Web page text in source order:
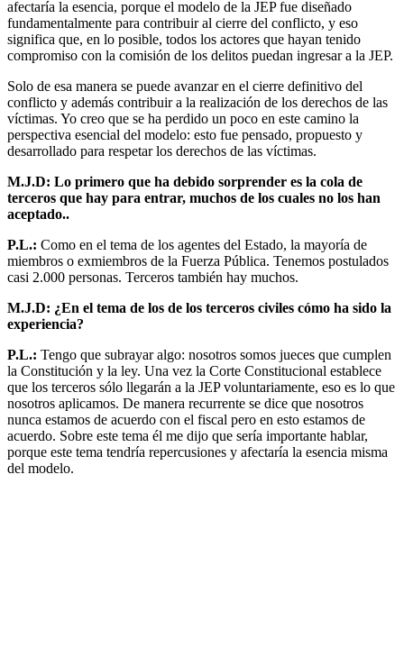
afectaría la esencia, porque el modelo de la JEP fue diseñado
fundamentalmente para contribuir al cierre del conflicto, y eso
significa que, en lo posible, todos los actores que hayan tenido
compromiso con la comisión de los delitos puedan ingresar a la JEP.
Solo de esa manera se puede avanzar en el cierre definitivo del
conflicto y además contribuir a la realización de los derechos de las
víctimas. Yo creo que se ha perdido un poco en este camino la
perspectiva esencial del modelo: esto fue pensado, propuesto y
desarrollado para respetar los derechos de las víctimas.
M.J.D: Lo primero que ha debido sorprender es la cola de
terceros que hay para entrar, muchos de los cuales no los han
aceptado..
P.L.: Como en el tema de los agentes del Estado, la mayoría de
miembros o exmiembros de la Fuerza Pública. Tenemos postulados
casi 2.000 personas. Terceros también hay muchos.
M.J.D: ¿En el tema de los de los terceros civiles cómo ha sido la
experiencia?
P.L.: Tengo que subrayar algo: nosotros somos jueces que cumplen
la Constitución y la ley. Una vez la Corte Constitucional establece
que los terceros sólo llegarán a la JEP voluntariamente, eso es lo que
nosotros aplicamos. De manera recurrente se dice que nosotros
nunca estamos de acuerdo con el fiscal pero en esto estamos de
acuerdo. Sobre este tema él me dijo que sería importante hablar,
porque este tema tendría repercusiones y afectaría la esencia misma
del modelo.